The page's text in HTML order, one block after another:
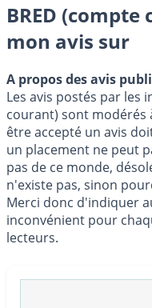
BRED
mon avis sur
A propos des avis
Les avis postés par les
courant) sont modérés
être accepté un avis
un placement ne peut
pas de ce monde,
n'existe pas, sinon
Merci donc d'indiquer
inconvénient pour
lecteurs.